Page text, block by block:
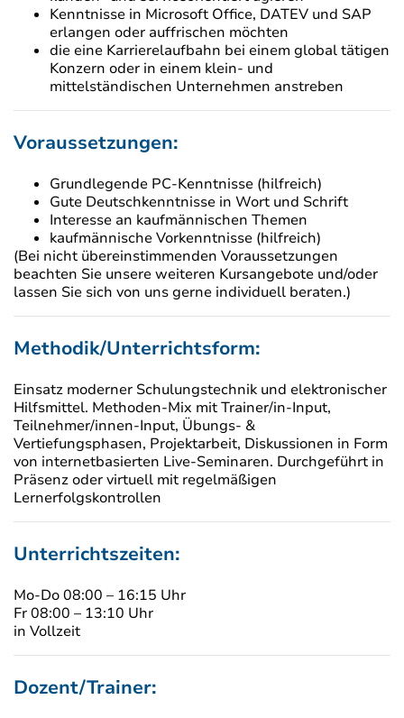
Kenntnisse in Microsoft Office, DATEV und SAP
erlangen oder auffrischen möchten
die eine Karrierelaufbahn bei einem global tätigen
Konzern oder in einem klein- und
mittelständischen Unternehmen anstreben
Voraussetzungen:
Grundlegende PC-Kenntnisse (hilfreich)
Gute Deutschkenntnisse in Wort und Schrift
Interesse an kaufmännischen Themen
kaufmännische Vorkenntnisse (hilfreich)
(Bei nicht übereinstimmenden Voraussetzungen
beachten Sie unsere weiteren Kursangebote und/oder
lassen Sie sich von uns gerne individuell beraten.)
Methodik/Unterrichtsform:
Einsatz moderner Schulungstechnik und elektronischer
Hilfsmittel. Methoden-Mix mit Trainer/in-Input,
Teilnehmer/innen-Input, Übungs- &
Vertiefungsphasen, Projektarbeit, Diskussionen in Form
von internetbasierten Live-Seminaren. Durchgeführt in
Präsenz oder virtuell mit regelmäßigen
Lernerfolgskontrollen
Unterrichtszeiten:
Mo-Do 08:00 – 16:15 Uhr
Fr 08:00 – 13:10 Uhr
in Vollzeit
Dozent/Trainer: